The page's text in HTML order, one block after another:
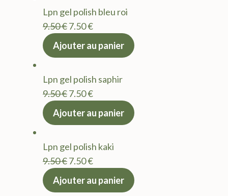
9.50 €.7.50 €.
Lpn gel polish bleu roi
9.50€Le
prix
9.50 €.
7.50€Le
actuel
7.50 €.
Ajouter au panier
Lpn gel polish saphir
9.50€Le
prix
9.50 €.
7.50€Le
actuel
7.50 €.
Ajouter au panier
Lpn gel polish kaki
9.50€Le
prix
7.50€Le
actuel
Ajouter au panier